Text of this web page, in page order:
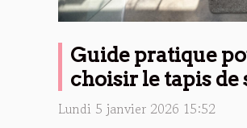
Guide pratique
choisir le tapis de
de bain idéal
Lundi 5 janvier 2026 15:52